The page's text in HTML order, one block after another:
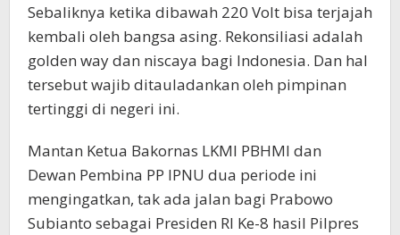
Sebaliknya ketika dibawah 220 Volt bisa terjajah
kembali oleh bangsa asing. Rekonsiliasi adalah
golden way dan niscaya bagi Indonesia. Dan hal
tersebut wajib ditauladankan oleh pimpinan
tertinggi di negeri ini.
Mantan Ketua Bakornas LKMI PBHMI dan
Dewan Pembina PP IPNU dua periode ini
mengingatkan, tak ada jalan bagi Prabowo
Subianto sebagai Presiden RI Ke-8 hasil Pilpres